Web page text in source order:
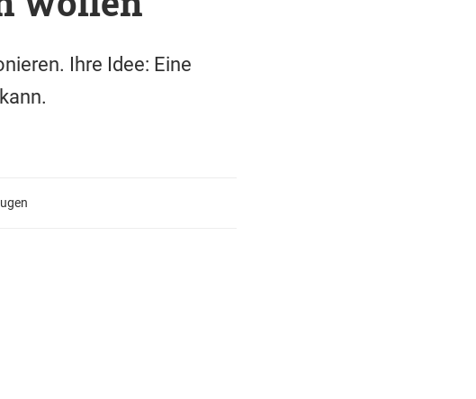
Ihre Idee: Eine